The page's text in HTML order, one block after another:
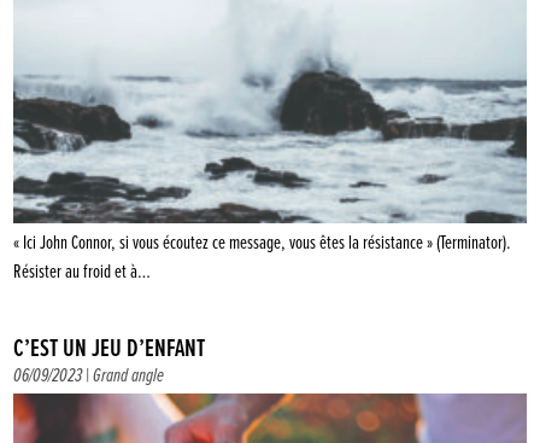
« Ici John Connor, si vous écoutez ce message, vous êtes la résistance » (Terminator).
Résister au froid et à…
C’EST UN JEU D’ENFANT
06/09/2023 |Grand angle